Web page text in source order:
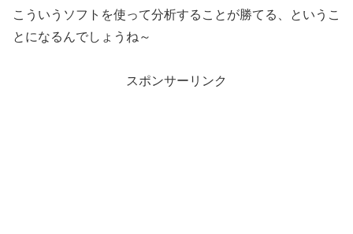
こういうソフトを使って分析することが勝てる、というこ
とになるんでしょうね～
スポンサーリンク